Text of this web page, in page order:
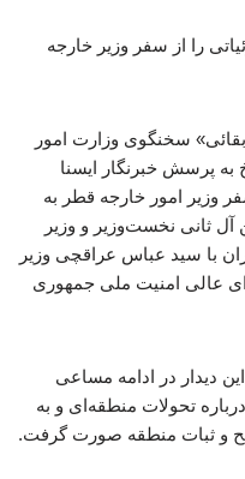
را از سفر وزیر خارجه
سخنگوی وزارت امور
پرسش خبرنگار ایسنا
وزیر امور خارجه قطر به
ثانی نخست‌وزیر و وزیر
با سید عباس عراقچی وزیر
عالی امنیت ملی جمهوری
دیدار در ادامه مساعی
تحولات منطقه‌ای و به
و ثبات منطقه صورت گرفت.